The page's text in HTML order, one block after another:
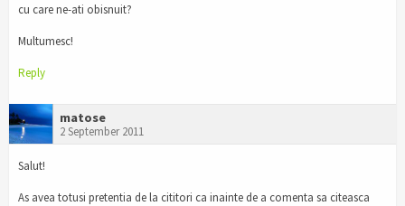
cu care ne-ati obisnuit?
Multumesc!
Reply
matose
2 September 2011
Salut!
As avea totusi pretentia de la cititori ca inainte de a comenta sa citeasca